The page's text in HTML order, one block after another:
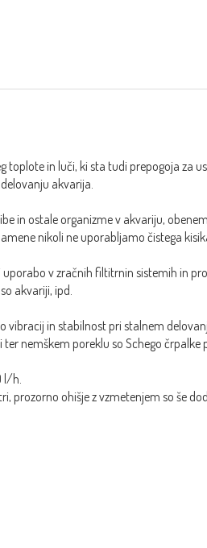
in luči, ki sta tudi prepogoja za
akvarija.
in ostale organizme v akvariju,
nikoli ne uporabljamo čistega
v zračnih filtitrnin sistemih in
akvariji, ipd.
vibracij in stabilnost pri stalnem
nemškem poreklu so Schego črpalke
l/h.
prozorno ohišje z vzmetenjem so še